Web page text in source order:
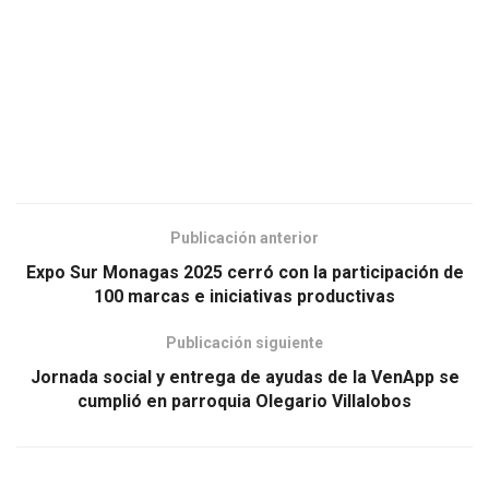
Publicación anterior
Expo Sur Monagas 2025 cerró con la participación de
100 marcas e iniciativas productivas
Publicación siguiente
Jornada social y entrega de ayudas de la VenApp se
cumplió en parroquia Olegario Villalobos